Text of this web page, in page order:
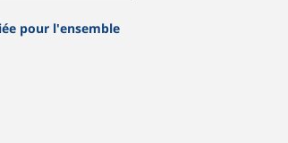
pour l'ensemble